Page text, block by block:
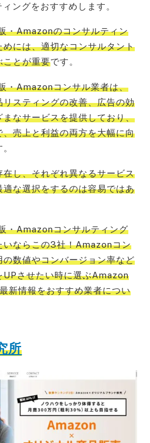
ングをおすすめします。
・Amazonのコンサルティン
には、適切なコンサルタント
ことが重要です。
・Amazonコンサル業者は、
スティングの改善、広告の効
なサービスを提供しており、
売上と利益の両方を大幅に向
在し、それぞれ異なるサービス
な選択をするのは容易ではあ
・Amazonコンサルティング
いならこの3社！Amazonコン
の数値やコンバージョン率など
UPさせたい時に選ぶAmazon
新情報をおすすめ業者につい
所